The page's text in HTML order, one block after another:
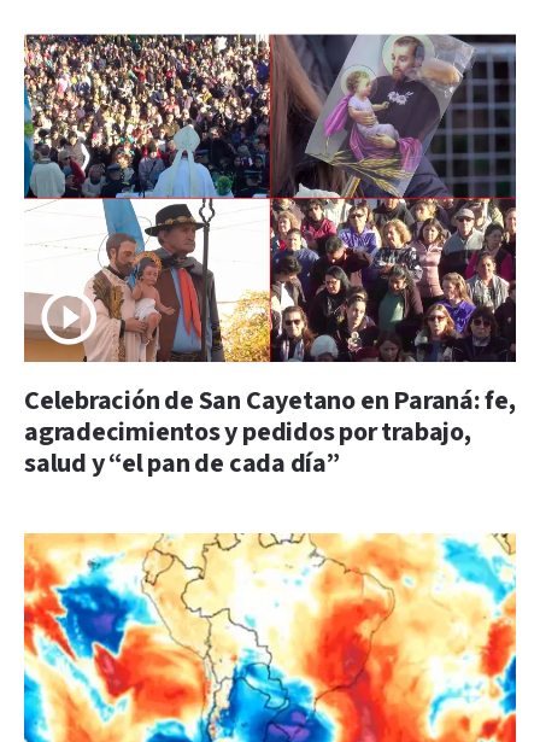
Celebración de San Cayetano en Paraná: fe,
agradecimientos y pedidos por trabajo,
salud y “el pan de cada día”